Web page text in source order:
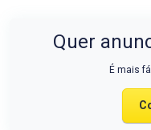
Quer
É mais